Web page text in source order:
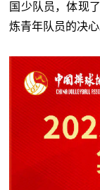
国少队员，体现
炼青年队员的决心